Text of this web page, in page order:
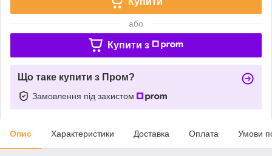
або
Купити з
Що таке купити з Пром?
Замовлення під захистом
Опис Характеристики Доставка Оплата Умови